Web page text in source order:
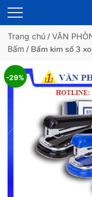
Trang chủ / VĂN
Bấm / Bấm kim số 3
-29%